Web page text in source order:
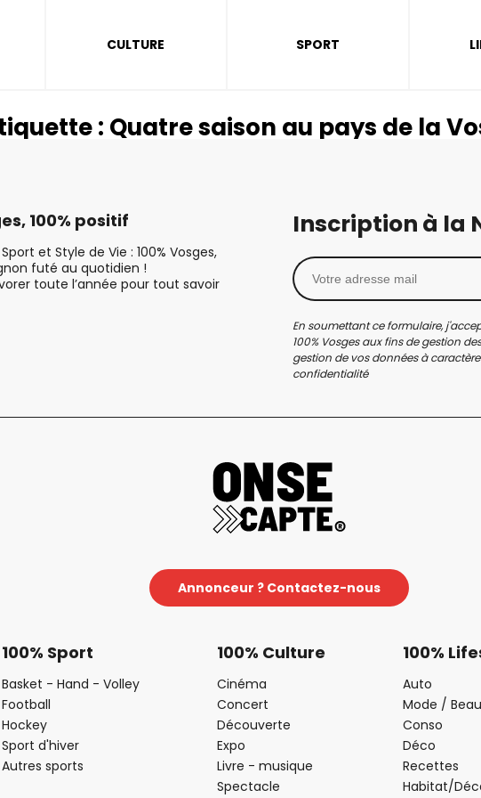
CULTURE SPORT
: Quatre saison au pays de la
100% positif
et Style de Vie : 100% Vosges,
futé au quotidien !
toute l’année pour tout savoir
Inscription à la
En soumettant ce formulaire,
100% Vosges aux fins de gestion
gestion de vos données à
confidentialité
Annonceur ? Contactez-nous
100% Sport
Basket - Hand - Volley
Football
Hockey
Sport d'hiver
Autres sports
100% Culture
Cinéma
Concert
Découverte
Expo
Livre - musique
Spectacle
100%
Auto
Mode /
Conso
Déco
Recettes
Habitat/